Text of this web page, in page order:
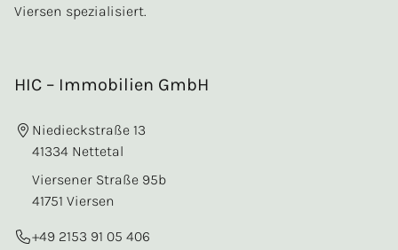
Viersen spezialisiert.
HIC – Immobilien GmbH
Niedieckstraße 13
41334 Nettetal
Viersener Straße 95b
41751 Viersen
+49 2153 91 05 406